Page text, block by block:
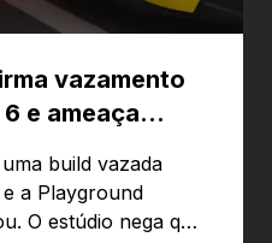
vazamento
e ameaça
build vazada
a Playground
O estúdio nega que